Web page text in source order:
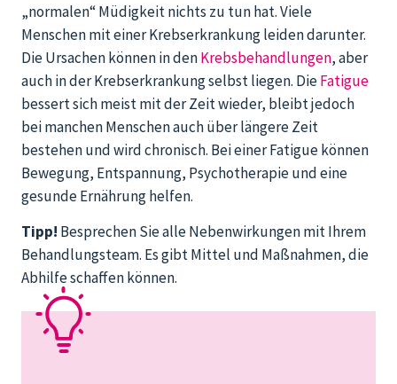
„normalen“ Müdigkeit nichts zu tun hat. Viele
Menschen mit einer Krebserkrankung leiden darunter.
Die Ursachen können in denKrebsbehandlungen, aber
auch in der Krebserkrankung selbst liegen. DieFatigue
bessert sich meist mit der Zeit wieder, bleibt jedoch
bei manchen Menschen auch über längere Zeit
bestehen und wird chronisch. Bei einer Fatigue können
Bewegung, Entspannung, Psychotherapie und eine
gesunde Ernährung helfen.
Tipp! Besprechen Sie alle Nebenwirkungen mit Ihrem
Behandlungsteam. Es gibt Mittel und Maßnahmen, die
Abhilfe schaffen können.